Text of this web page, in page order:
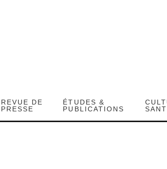
REVUE DE
PRESSE
ÉTUDES &
PUBLICATIONS